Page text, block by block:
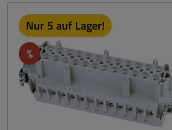
Nur 5 auf Lager!
%Rabatt